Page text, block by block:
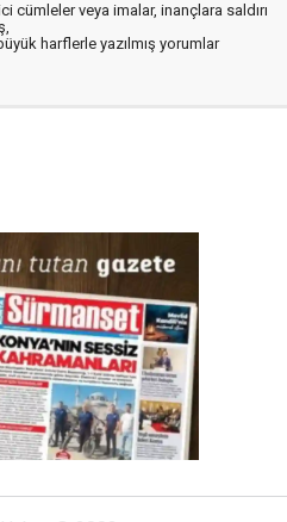
cümleler veya imalar, inançlara saldırı
harflerle yazılmış yorumlar